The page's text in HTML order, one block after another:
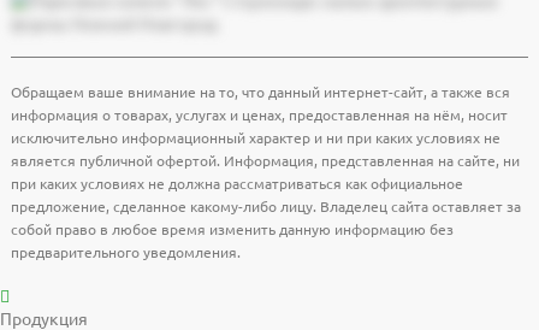
Обращаем ваше внимание на то, что данный интернет-сайт, а также вся
информация о товарах, услугах и ценах, предоставленная на нём, носит
исключительно информационный характер и ни при каких условиях не
является публичной офертой. Информация, представленная на сайте, ни
при каких условиях не должна рассматриваться как официальное
предложение, сделанное какому-либо лицу. Владелец сайта оставляет за
собой право в любое время изменить данную информацию без
предварительного уведомления.
Продукция